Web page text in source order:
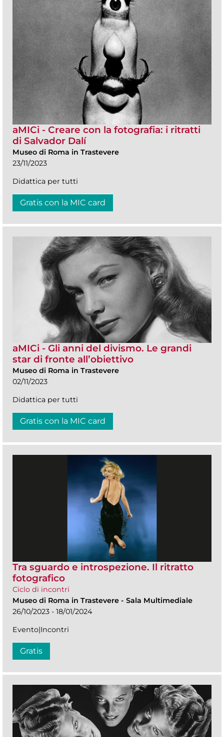
aMICi - Creare con la fotografia: i ritratti
di Salvador Dalí
Museo di Roma in Trastevere
23/11/2023
Didattica per tutti
Gratis con la MIC card
aMICi - Gli anni del divismo. Le grandi
star di fronte all’obiettivo
Museo di Roma in Trastevere
02/11/2023
Didattica per tutti
Gratis con la MIC card
Tra sguardo e introspezione. Il ritratto
fotografico
Ciclo di incontri
Museo di Roma in Trastevere - Sala Multimediale
26/10/2023 - 18/01/2024
Evento|Incontri
Gratis